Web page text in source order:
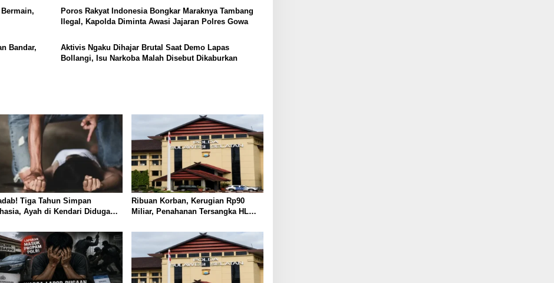
Poros Rakyat Indonesia Bongkar Maraknya Tambang
Ilegal, Kapolda Diminta Awasi Jajaran Polres Gowa
Bandar,
Aktivis Ngaku Dihajar Brutal Saat Demo Lapas
Bollangi, Isu Narkoba Malah Disebut Dikaburkan
Tiga Tahun Simpan
Ayah di Kendari Diduga
Ribuan Korban, Kerugian Rp90
Miliar, Penahanan Tersangka HL